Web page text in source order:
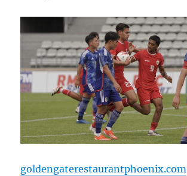
goldengaterestaurantphoenix.com